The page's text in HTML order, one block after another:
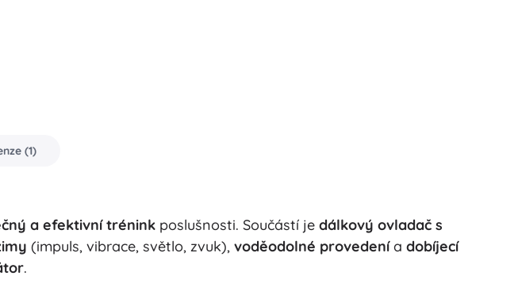
(1)
a efektivní trénink poslušnosti. Součástí je dálkový ovladač s
(impuls, vibrace, světlo, zvuk), voděodolné provedenía dobíjecí
.